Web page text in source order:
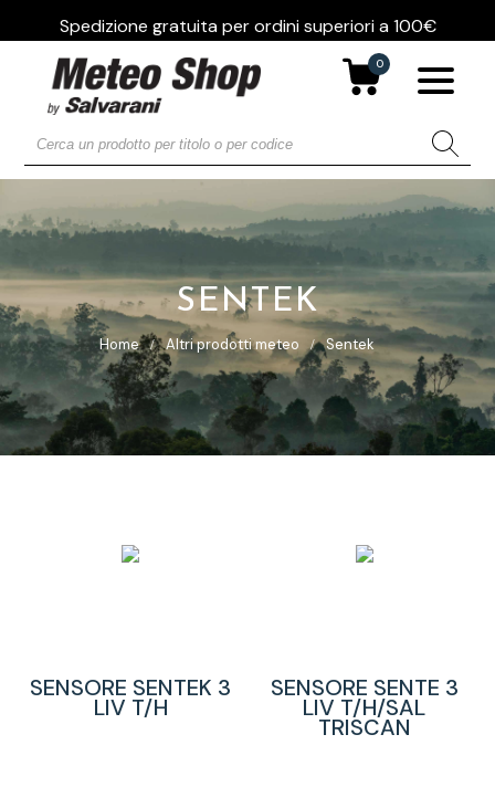
Spedizione gratuita per ordini superiori a 100€
0
SENTEK
Home Altri prodotti meteo Sentek
SENSORE SENTEK 3
LIV T/H
SENSORE SENTE 3
LIV T/H/SAL
TRISCAN